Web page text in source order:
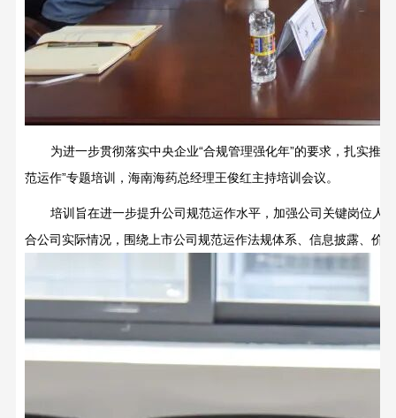
为进一步贯彻落实中央企业“合规管理强化年”的要求，扎实推
范运作”专题培训，海南海药总经理王俊红主持培训会议。
培训旨在进一步提升公司规范运作水平，加强公司关键岗位人
合公司实际情况，围绕上市公司规范运作法规体系、信息披露、价